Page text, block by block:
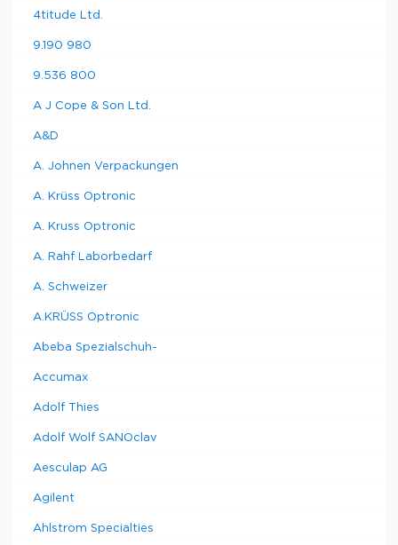
4titude Ltd.
9.190 980
9.536 800
A J Cope & Son Ltd.
A&D
A. Johnen Verpackungen
A. Krüss Optronic
A. Kruss Optronic
A. Rahf Laborbedarf
A. Schweizer
A.KRÜSS Optronic
Abeba Spezialschuh-
Accumax
Adolf Thies
Adolf Wolf SANOclav
Aesculap AG
Agilent
Ahlstrom Specialties